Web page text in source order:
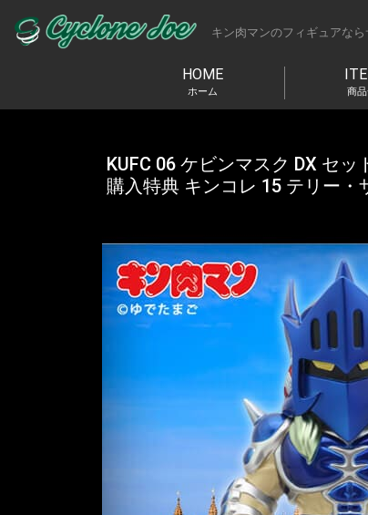
キン肉マンのフィギュアな
HOME
ホーム 商
KUFC 06 ケビンマスク DX セ
購入特典 キンコレ 15 テリー・